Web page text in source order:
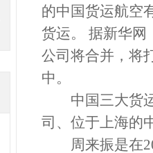
的中国货运航空
货运。 据新华网
公司将合并，将
中。
中国三大货运
司、位于上海的
周来振是在